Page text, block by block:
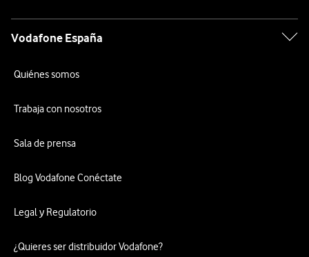
Vodafone España
Quiénes somos
Trabaja con nosotros
Sala de prensa
Blog Vodafone Conéctate
Legal y Regulatorio
¿Quieres ser distribuidor Vodafone?